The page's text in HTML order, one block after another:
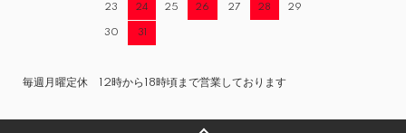
23 24 25 26 27 28 29
30 31
毎週月曜定休 12時から18時頃まで営業しております